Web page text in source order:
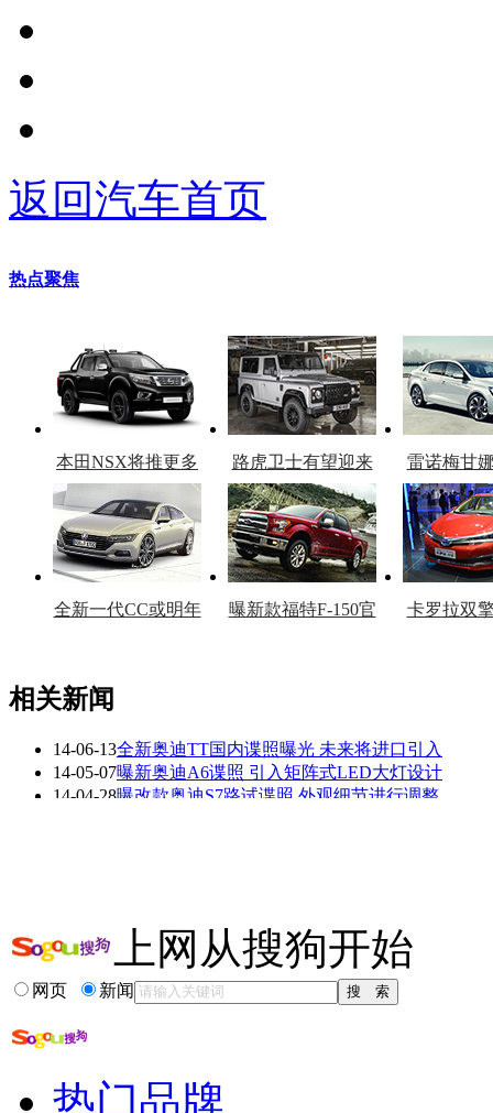
返回汽车首页
热点聚焦
本田NSX将推更多
车型
路虎卫士有望迎来
复产
雷诺梅甘
官
全新一代CC或明年
曝新款福特F-150官
卡罗拉双
看赛车宝贝争奇斗
艳
车模美腿爆乳无惧
走光
相关新闻
14-06-13全新奥迪TT国内谍照曝光 未来将进口引入
14-05-07曝新奥迪A6谍照 引入矩阵式LED大灯设计
14-04-28曝改款奥迪S7路试谍照 外观细节进行调整
相关推荐
全新换代奥迪a4
全新胜达比奥迪q5
白色奥迪q5新车作业
奥迪国产q3和q5的区别
上网从搜狗开始
网页 新闻
热门品牌